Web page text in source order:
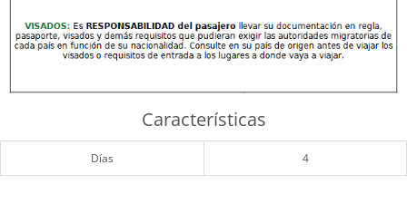
Características
Días 4